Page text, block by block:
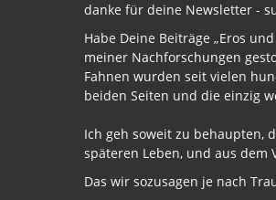
danke für deine Newsletter -
Habe Deine Beiträge „Eros
meiner Nachforschungen
Fahnen wurden seit vielen
beiden Seiten und die einzig
Ich geh soweit zu behaupten,
späteren Leben, und aus dem
Das wir sozusagen je nach